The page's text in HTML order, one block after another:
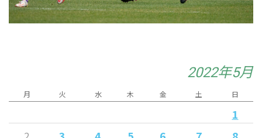
2022年5月
月 火 水 木 金 土 日
1